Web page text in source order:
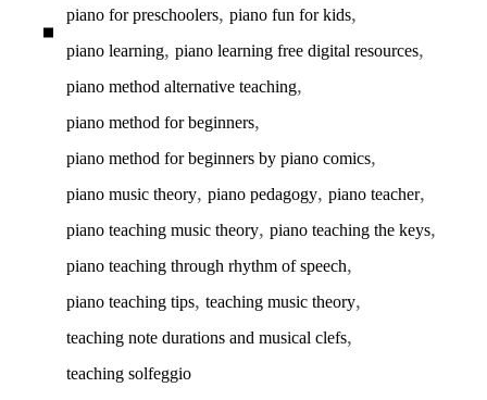
piano for preschoolers,piano fun for kids,
piano learning,piano learning free digital resources,
piano method alternative teaching,
piano method for beginners,
piano method for beginners by piano comics,
piano music theory,piano pedagogy,piano teacher,
piano teaching music theory,piano teaching the keys,
piano teaching through rhythm of speech,
piano teaching tips,teaching music theory,
teaching note durations and musical clefs,
teaching solfeggio